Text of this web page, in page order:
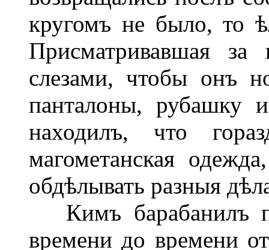
кругомъ не было, то
Присматривавшая
слезами, чтобы онъ
панталоны,
находилъ, что
магометанская
обдѣлывать разныя
Кимъ барабанилъ
времени до времени